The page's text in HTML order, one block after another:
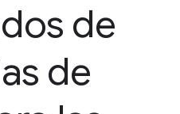
de
de